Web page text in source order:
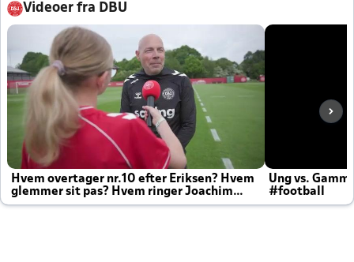
Videoer fra DBU
Hvem overtager nr.10 efter Eriksen? Hvem
glemmer sit pas? Hvem ringer Joachim
altid til efter kampe?
Ung vs.
#football